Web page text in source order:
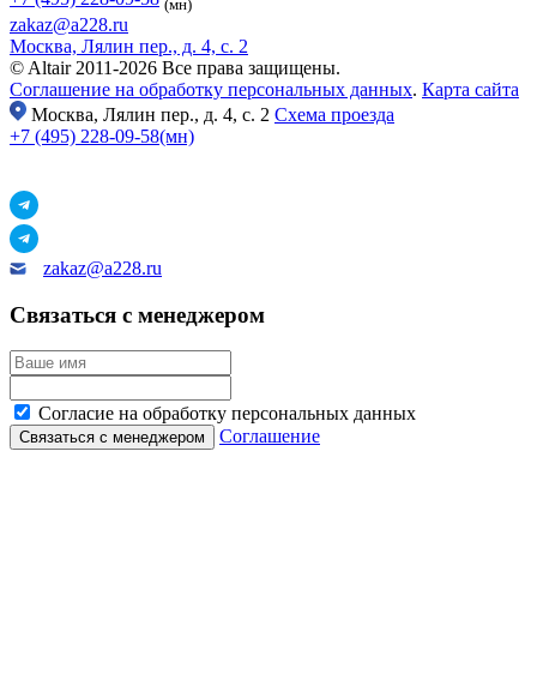
(мн)
zakaz@a228.ru
Москва, Лялин пер., д. 4, с. 2
© Altair 2011-2026 Все права защищены.
Соглашение на обработку персональных данных. Карта сайта
Москва, Лялин пер., д. 4, с. 2 Схема проезда
+7 (495) 228-09-58(мн)
zakaz@a228.ru
Связаться с менеджером
Согласие на обработку персональных данных
Соглашение